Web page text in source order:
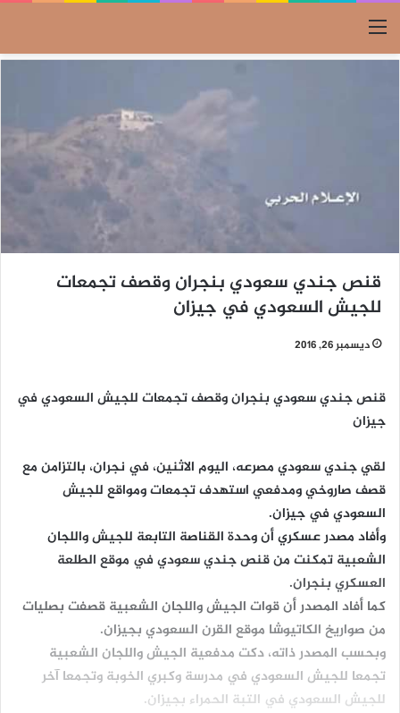
القائمة
قنص جندي سعودي بنجران وقصف تجمعات
للجيش السعودي في جيزان
ديسمبر 26, 2016
قنص جندي سعودي بنجران وقصف تجمعات للجيش السعودي في
جيزان
لقي جندي سعودي مصرعه، اليوم الاثنين، في نجران، بالتزامن مع
قصف صاروخي ومدفعي استهدف تجمعات ومواقع للجيش
السعودي في جيزان.
وأفاد مصدر عسكري أن وحدة القناصة التابعة للجيش واللجان
الشعبية تمكنت من قنص جندي سعودي في موقع الطلعة
العسكري بنجران.
كما أفاد المصدر أن قوات الجيش واللجان الشعبية قصفت بصليات
من صواريخ الكاتيوشا موقع القرن السعودي بجيزان.
وبحسب المصدر ذاته، دكت مدفعية الجيش واللجان الشعبية
تجمعا للجيش السعودي في مدرسة وكبري الخوبة وتجمعا آخر
للجيش السعودي في التبة الحمراء بجيزان.